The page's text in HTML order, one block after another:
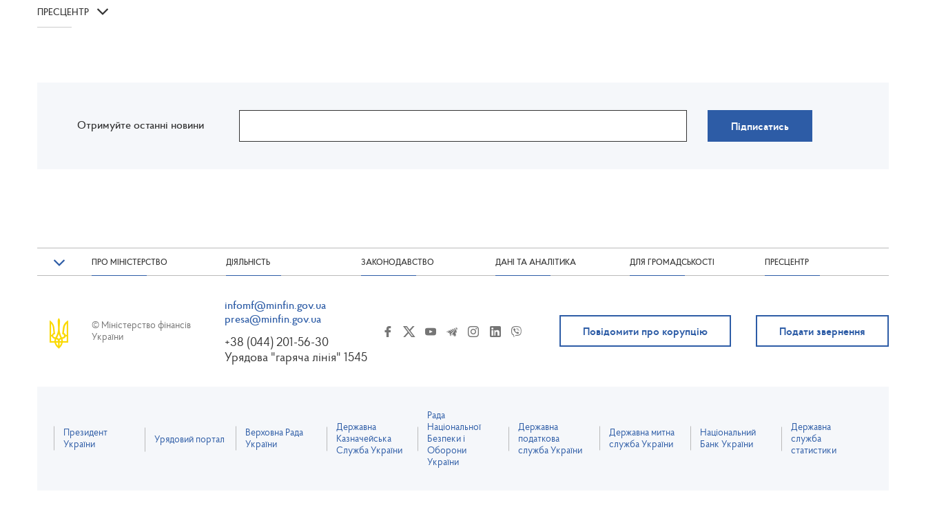
ПРЕСЦЕНТР
Отримуйте останні новини Підписатись
ПРО МІНІСТЕРСТВО ДІЯЛЬНІСТЬ ЗАКОНОДАВСТВО ДАНІ ТА АНАЛІТИКА ДЛЯ ГРОМАДСЬКОСТІ ПРЕСЦЕНТР
© Міністерство фінансів
України
infomf@minfin.gov.ua
presa@minfin.gov.ua
+38 (044) 201-56-30
Урядова "гаряча лінія" 1545
Повідомити про корупцію Подати звернення
Президент
України
Урядовий портал
Верховна Рада
України
Державна
Казначейська
Служба України
Рада
Національної
Безпеки і
Оборони
України
Державна
податкова
служба України
Державна митна
служба України
Національний
Банк України
Державна
служба
статистики